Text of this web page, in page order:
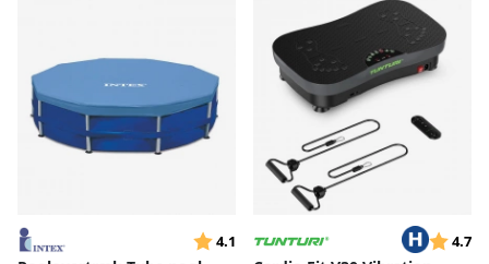
Vurdering:
4.1 ud af 5 stjerner 4.7